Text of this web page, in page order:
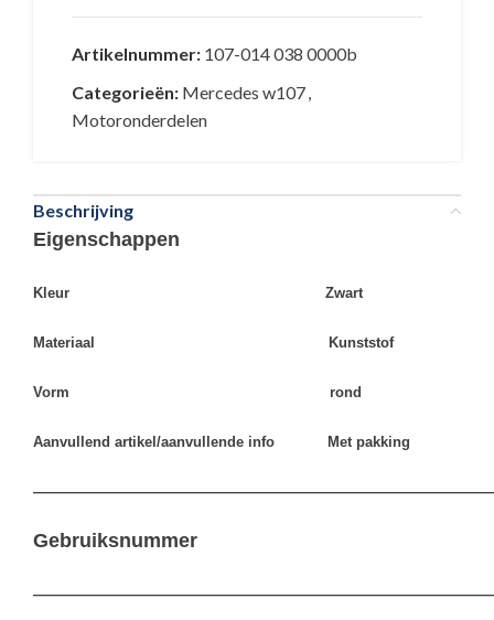
Artikelnummer: 107-014 038 0000b
Categorieën: Mercedes w107,
Motoronderdelen
Beschrijving
Eigenschappen
Kleur Zwart
Materiaal Kunststof
Vorm rond
Aanvullend artikel/aanvullende info Met pakking
Gebruiksnummer